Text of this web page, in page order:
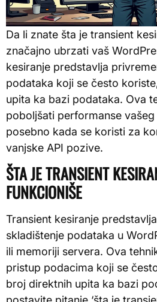
Da li znate šta je transient
značajno ubrzati vaš
kesiranje predstavlja
podataka koji se često
upita ka bazi podataka. Ova
poboljšati performanse
posebno kada se koristi za
vanjske API pozive.
ŠTA JE TRANSIENT
FUNKCIONIŠE
Transient kesiranje
skladištenje podataka u
ili memoriji servera. Ova
pristup podacima koji se
broj direktnih upita ka bazi